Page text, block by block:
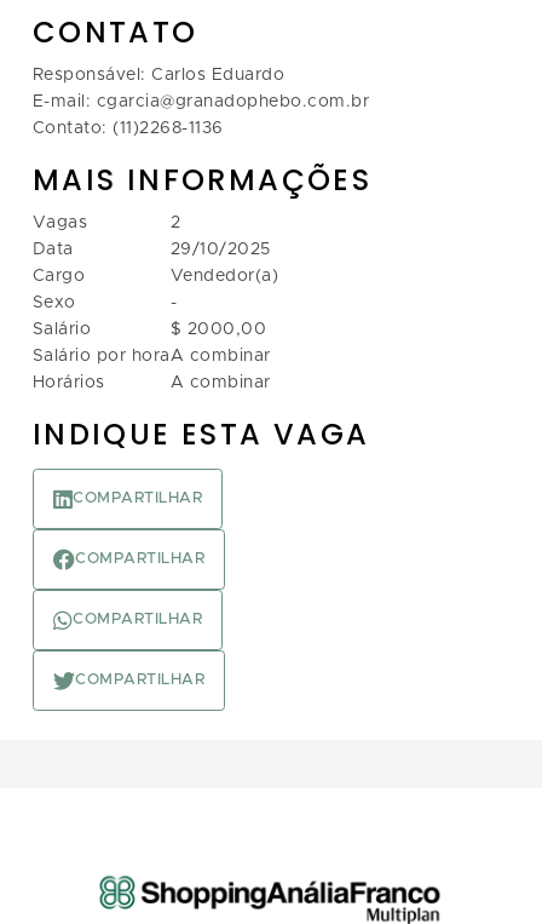
CONTATO
Responsável: Carlos Eduardo
E-mail: cgarcia@granadophebo.com.br
Contato: (11)2268-1136
MAIS INFORMAÇÕES
Vagas
Data
Cargo
Sexo
Salário
Salário por hora
Horários
2
29/10/2025
Vendedor(a)
-
$ 2000,00
A combinar
A combinar
INDIQUE ESTA VAGA
COMPARTILHAR
COMPARTILHAR
COMPARTILHAR
COMPARTILHAR